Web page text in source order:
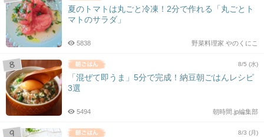
夏のトマトは丸ごと冷凍！2分で作れる「丸ごとト
マトのサラダ」
野菜料理家 やのくにこ
5838
8/5 (水)
「混ぜて即うま」5分で完成！納豆朝ごはんレシピ
3選
朝時間.jp編集部
5494
8/3 (月)